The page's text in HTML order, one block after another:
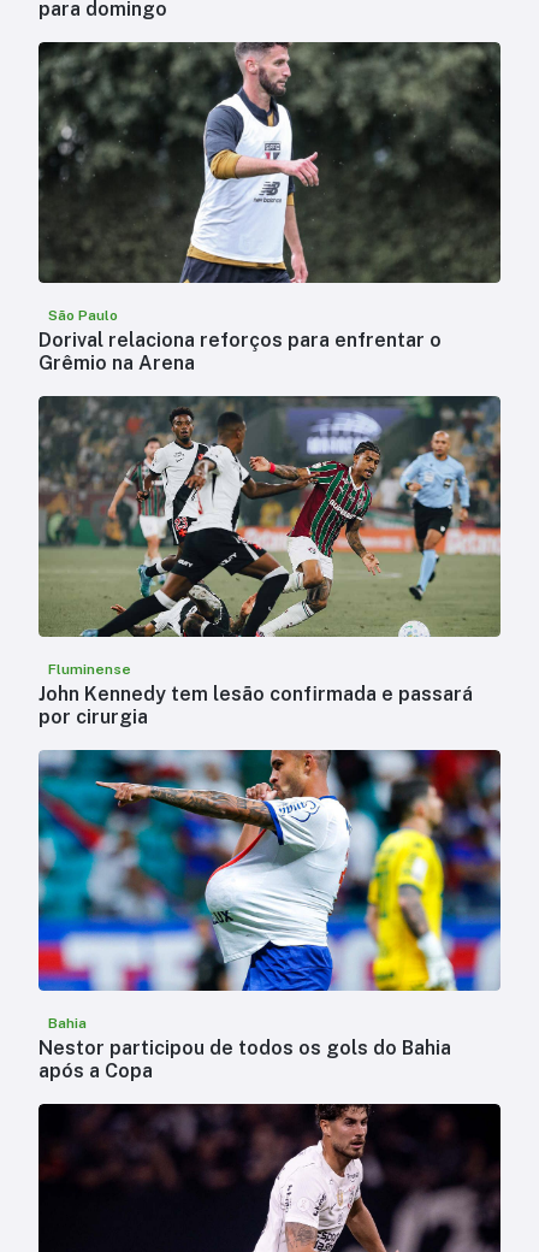
para domingo
São Paulo
Dorival relaciona reforços para enfrentar o
Grêmio na Arena
Fluminense
John Kennedy tem lesão confirmada e passará
por cirurgia
Bahia
Nestor participou de todos os gols do Bahia
após a Copa